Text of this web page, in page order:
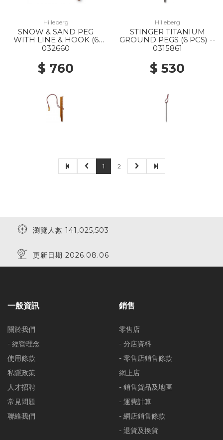
Hilleberg
SNOW & SAND PEG
WITH LINE & HOOK (6
PCS) --
032660
$ 760
Hilleberg
STINGER TITANIUM
GROUND PEGS (6 PCS) --
0315861
$ 530
1 2
瀏覽人數 141,025,503
更新日期 2026.08.06
一般資訊
關於我們
- 經營理念
使用條款
私隱政策
人才招聘
常見問題
聯絡我們
銷售
零售店
- 分店資料
- 零售店銷售條款
網上店
- 銷售貨品及地區
- 運費計算
- 網店銷售條款
- 退貨及換貨